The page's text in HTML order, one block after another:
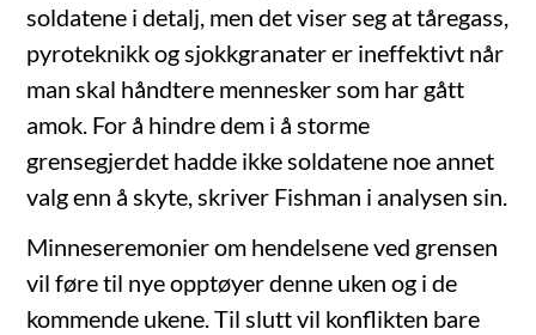
soldatene i detalj, men det viser seg at tåregass,
pyroteknikk og sjokkgranater er ineffektivt når
man skal håndtere mennesker som har gått
amok. For å hindre dem i å storme
grensegjerdet hadde ikke soldatene noe annet
valg enn å skyte, skriver Fishman i analysen sin.
Minneseremonier om hendelsene ved grensen
vil føre til nye opptøyer denne uken og i de
kommende ukene. Til slutt vil konflikten bare